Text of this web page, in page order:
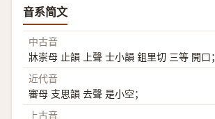
音系简文
中古音
牀崇母 止韻 上聲 士小韻 鉏里切 三等 開口；
近代音
審母 支思韻 去聲 是小空；
上古音